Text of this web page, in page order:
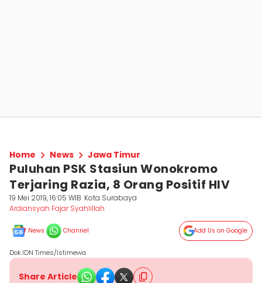
Home News Jawa Timur
Puluhan PSK Stasiun Wonokromo
Terjaring Razia, 8 Orang Positif HIV
19 Mei 2019, 16:05 WIB Kota Surabaya
Ardiansyah Fajar Syahlillah
News Channel Add Us on Google
Dok.IDN Times/Istimewa
Share Article